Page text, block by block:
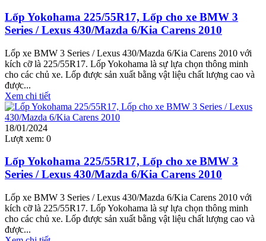
Lốp Yokohama 225/55R17, Lốp cho xe BMW 3
Series / Lexus 430/Mazda 6/Kia Carens 2010
Lốp xe BMW 3 Series / Lexus 430/Mazda 6/Kia Carens 2010 với
kích cỡ là 225/55R17. Lốp Yokohama là sự lựa chọn thông minh
cho các chủ xe. Lốp được sản xuất bằng vật liệu chất lượng cao và
được...
Xem chi tiết
18/01/2024
Lượt xem: 0
Lốp Yokohama 225/55R17, Lốp cho xe BMW 3
Series / Lexus 430/Mazda 6/Kia Carens 2010
Lốp xe BMW 3 Series / Lexus 430/Mazda 6/Kia Carens 2010 với
kích cỡ là 225/55R17. Lốp Yokohama là sự lựa chọn thông minh
cho các chủ xe. Lốp được sản xuất bằng vật liệu chất lượng cao và
được...